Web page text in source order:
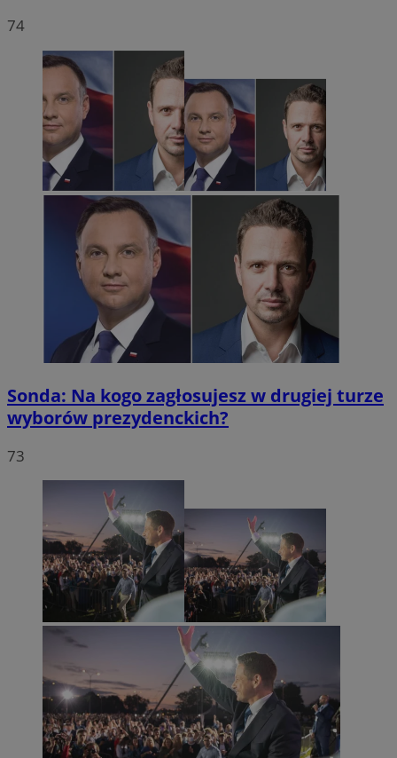
74
Sonda: Na kogo zagłosujesz w drugiej turze
wyborów prezydenckich?
73